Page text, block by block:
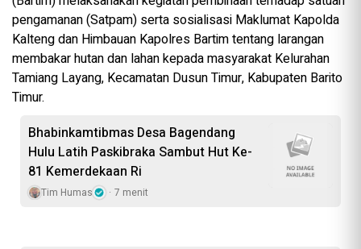
pengamanan (Satpam) serta sosialisasi Maklumat Kapolda
Kalteng dan Himbauan Kapolres Bartim tentang larangan
membakar hutan dan lahan kepada masyarakat Kelurahan
Tamiang Layang, Kecamatan Dusun Timur, Kabupaten Barito
Timur.
Bhabinkamtibmas Desa Bagendang
Hulu Latih Paskibraka Sambut Hut Ke-
81 Kemerdekaan Ri
Tim Humas 7 menit